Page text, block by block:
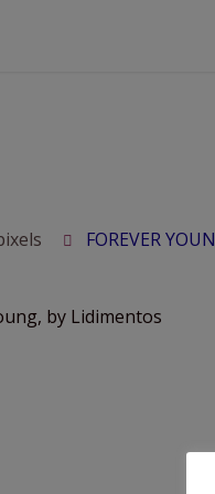
FOREVER